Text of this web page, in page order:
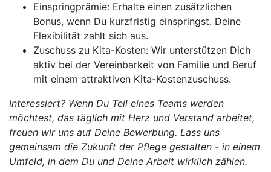
Einspringprämie: Erhalte einen zusätzlichen
Bonus, wenn Du kurzfristig einspringst. Deine
Flexibilität zahlt sich aus.
Zuschuss zu Kita-Kosten: Wir unterstützen Dich
aktiv bei der Vereinbarkeit von Familie und Beruf
mit einem attraktiven Kita-Kostenzuschuss.
Interessiert? Wenn Du Teil eines Teams werden
möchtest, das täglich mit Herz und Verstand arbeitet,
freuen wir uns auf Deine Bewerbung. Lass uns
gemeinsam die Zukunft der Pflege gestalten - in einem
Umfeld, in dem Du und Deine Arbeit wirklich zählen.